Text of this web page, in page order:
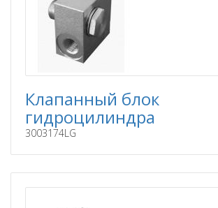
Клапанный блок
гидроцилиндра
3003174LG